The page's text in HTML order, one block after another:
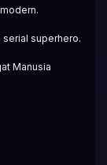
superhero.
Manusia